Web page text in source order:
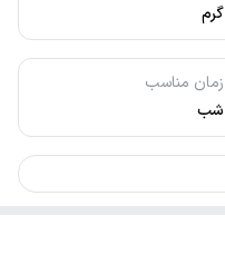
گرم
زمان مناسب
شب